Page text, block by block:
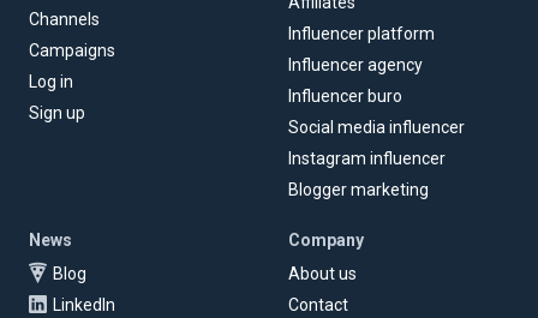
Channels
Campaigns
Log in
Sign up
Influencer platform
Influencer agency
Influencer buro
Social media influencer
Instagram influencer
Blogger marketing
News
Blog
LinkedIn
Company
About us
Contact